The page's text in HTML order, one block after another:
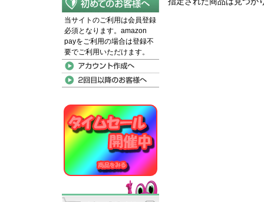
当サイトのご利用は会員登録
必須となります。amazon
payをご利用の場合は登録不
要でご利用いただけます。